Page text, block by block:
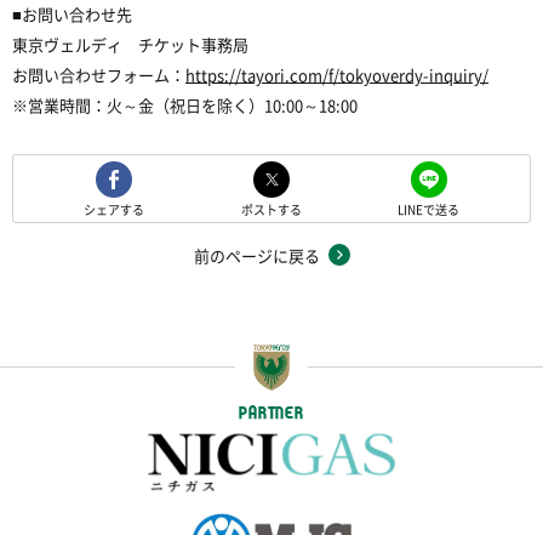
■お問い合わせ先
東京ヴェルディ チケット事務局
お問い合わせフォーム： https://tayori.com/f/tokyoverdy-inquiry/
※営業時間：火～金（祝日を除く）10:00～18:00
シェアする ポストする LINEで送る
前のページに戻る
PARTNER